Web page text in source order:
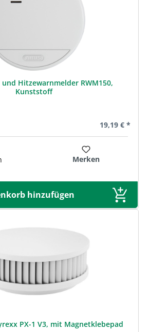
Hitzewarnmelder RWM150,
Kunststoff
Regulärer
19,19 € *
Merken
hinzufügen
PX-1 V3, mit Magnetklebepad